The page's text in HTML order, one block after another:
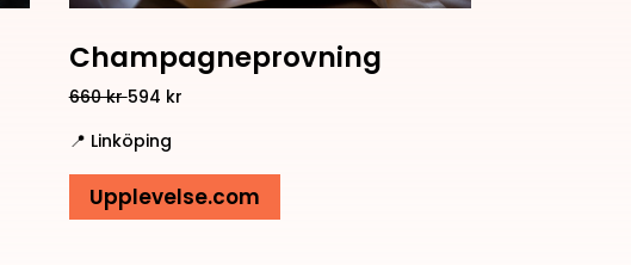
Champagneprovning
660 kr594 kr
📍 Linköping
Upplevelse.com